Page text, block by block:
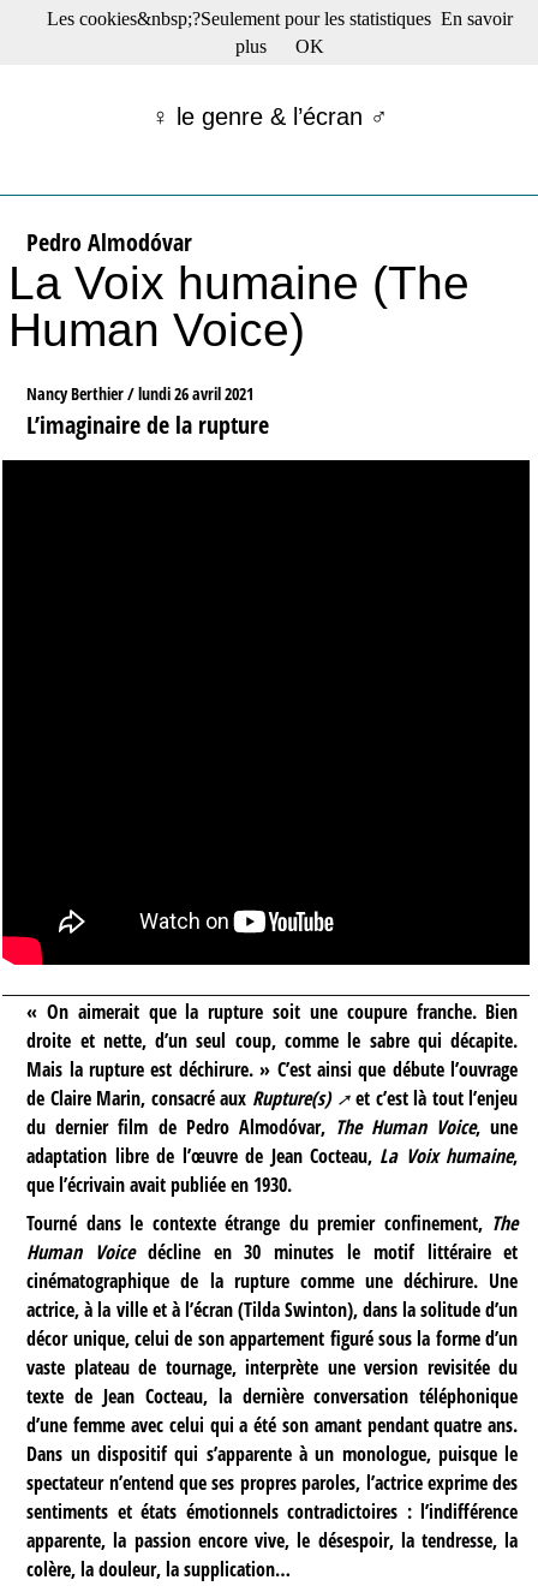
☰ Menu
Films récents
Tribunes
Bloc-notes
Archives
Actu : "La Nouvelle Vague"
♀ le genre & l’écran ♂
Pedro Almodóvar
La Voix humaine (The
Human Voice)
Nancy Berthier /lundi 26 avril 2021
L’imaginaire de la rupture
« On aimerait que la rupture soit une coupure franche. Bien
droite et nette, d’un seul coup, comme le sabre qui décapite.
Mais la rupture est déchirure. » C’est ainsi que débute l’ouvrage
de Claire Marin, consacré aux Rupture(s)
et c’est là tout l’enjeu
du dernier film de Pedro Almodóvar, The Human Voice, une
adaptation libre de l’œuvre de Jean Cocteau, La Voix humaine,
que l’écrivain avait publiée en 1930.
Tourné dans le contexte étrange du premier confinement, The
Human Voicedécline en 30 minutes le motif littéraire et
cinématographique de la rupture comme une déchirure. Une
actrice, à la ville et à l’écran (Tilda Swinton), dans la solitude d’un
décor unique, celui de son appartement figuré sous la forme d’un
vaste plateau de tournage, interprète une version revisitée du
texte de Jean Cocteau, la dernière conversation téléphonique
d’une femme avec celui qui a été son amant pendant quatre ans.
Dans un dispositif qui s’apparente à un monologue, puisque le
spectateur n’entend que ses propres paroles, l’actrice exprime des
sentiments et états émotionnels contradictoires : l’indifférence
apparente, la passion encore vive, le désespoir, la tendresse, la
colère, la douleur, la supplication…
Les cookies&nbsp;?Seulement pour les statistiques En savoir
plus
OK